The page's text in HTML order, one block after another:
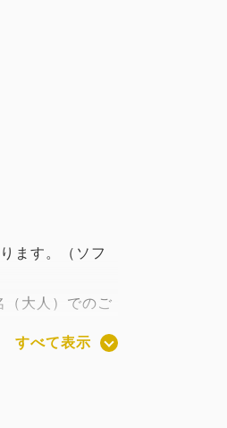
ます。（ソフ
大人）でのご
すべて表示